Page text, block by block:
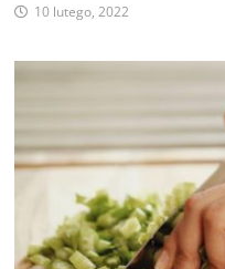
10 lutego, 2022